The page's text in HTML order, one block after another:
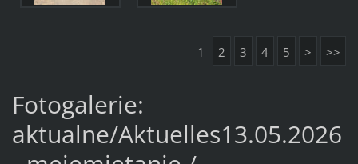
1 2 3 4 5 > >>
Fotogalerie:
aktualne/Aktuelles13.05.2026